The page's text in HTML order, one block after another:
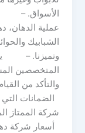
الأسواق. –
عملية
الشبابيك
وتميزنا. –
المتخصصين
والتأكد من
الضمانات
شركة الممتاز
أسعار شركة